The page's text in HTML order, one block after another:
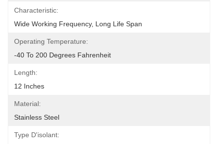
Characteristic:
Wide Working Frequency, Long Life Span
Operating Temperature:
-40 To 200 Degrees Fahrenheit
Length:
12 Inches
Material:
Stainless Steel
Type D'isolant: